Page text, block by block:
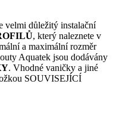
velmi důležitý instalační
, který naleznete v
a maximální rozměr
Aquatek jsou dodávány
. Vhodné vaničky a jiné
SOUVISEJÍCÍ